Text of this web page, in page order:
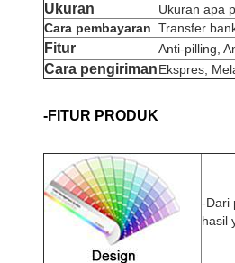
Ukuran
Ukuran apa
Cara pembayaran Transfer
Fitur Anti-pilling,
Cara pengirimanEkspres,
-FITUR PRODUK
-Dari
hasil